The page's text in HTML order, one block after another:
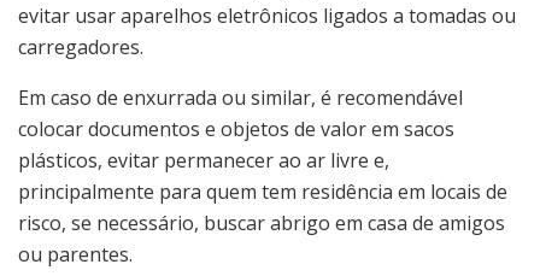
evitar usar aparelhos eletrônicos ligados a tomadas ou
carregadores.
Em caso de enxurrada ou similar, é recomendável
colocar documentos e objetos de valor em sacos
plásticos, evitar permanecer ao ar livre e,
principalmente para quem tem residência em locais de
risco, se necessário, buscar abrigo em casa de amigos
ou parentes.